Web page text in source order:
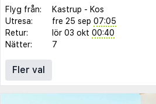
Flyg från: Kastrup - Kos
Utresa:
fre 25 sep 07:05
Retur:
lör 03 okt 00:40
Nätter:
7
Fler val